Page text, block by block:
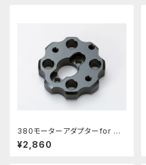
380モーターアダプターfor DT
02/03/04 HORNET EVO RC
10 VINTAGE SERIES PBRW-
¥2,860